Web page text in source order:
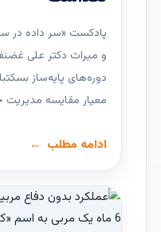
پادکست «سر داده در
و میراث دکتر علی
دوره‌های پایه‌ساز
معیار مقایسه مدیریت
ادامه مطلب